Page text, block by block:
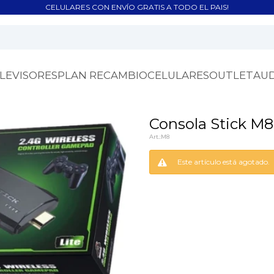
CELULARES CON ENVÍO GRATIS A TODO EL PAIS!
PLAN RECAMBIOCELULARESOUTLET
Consola Stick
M8
Este artículo está agotado.